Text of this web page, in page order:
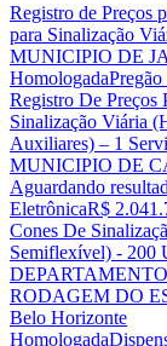
Registro de Preços
para Sinalização
MUNICIPIO DE
Homologada
Registro De Preços
Sinalização Viária
Auxiliares) – 1
MUNICIPIO DE
Aguardando
EletrônicaR$
Cones De
Semiflexível) - 200
RODAGEM DO
Belo Horizonte
Homologada